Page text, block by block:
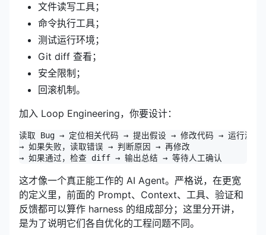
文件读写工具；
命令执行工具；
测试运行环境；
Git diff 查看；
安全限制；
回滚机制。
加入 Loop Engineering，你要设计：
读取 Bug → 定位相关代码 → 提出假设 → 修改代码 → 运行测试
→ 如果失败，读取错误 → 判断原因 → 再修改
这才像一个真正能工作的 AI Agent。严格说，在更宽
的定义里，前面的 Prompt、Context、工具、验证和
反馈都可以算作 harness 的组成部分；这里分开讲，
是为了说明它们各自优化的工程问题不同。